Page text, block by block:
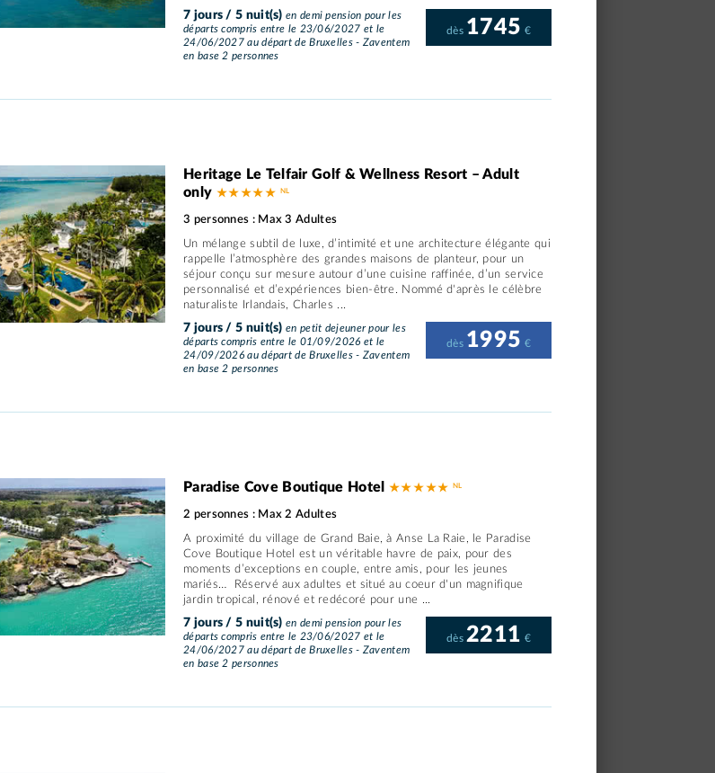
7 jours / 5 nuit(s) en demi pension pour les
départs compris entre le 23/06/2027 et le
24/06/2027 au départ de Bruxelles - Zaventem
en base 2 personnes
dès 1745 €
Heritage Le Telfair Golf & Wellness Resort – Adult
only ★ ★ ★ ★ ★
3 personnes : Max 3 Adultes
Un mélange subtil de luxe, d’intimité et une architecture élégante qui
rappelle l’atmosphère des grandes maisons de planteur, pour un
séjour conçu sur mesure autour d’une cuisine raffinée, d’un service
personnalisé et d’expériences bien-être. Nommé d'après le célèbre
naturaliste Irlandais, Charles ...
7 jours / 5 nuit(s) en petit dejeuner pour les
départs compris entre le 01/09/2026 et le
24/09/2026 au départ de Bruxelles - Zaventem
en base 2 personnes
dès 1995 €
Paradise Cove Boutique Hotel ★ ★ ★ ★ ★
2 personnes : Max 2 Adultes
A proximité du village de Grand Baie, à Anse La Raie, le Paradise
Cove Boutique Hotel est un véritable havre de paix, pour des
moments d’exceptions en couple, entre amis, pour les jeunes
mariés… Réservé aux adultes et situé au coeur d'un magnifique
jardin tropical, rénové et redécoré pour une ...
7 jours / 5 nuit(s) en demi pension pour les
départs compris entre le 23/06/2027 et le
24/06/2027 au départ de Bruxelles - Zaventem
en base 2 personnes
dès2211 €